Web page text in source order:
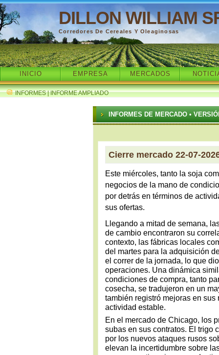
DILLON WILLIAM
Corredores De Cereales Y Oleaginosas
INICIO EMPRESA MERCADOS
INFORMES | INFORME AMPLIADO
INFORMES DE MERCADO •
Cierre mercado 22-07-
Este miércoles, tanto la soja
negocios de la mano de
por detrás en términos de
sus ofertas.
Llegando a mitad de semana,
de cambio encontraron su
contexto, las fábricas locales
del martes para la adquisición
el correr de la jornada, lo que
operaciones. Una dinámica
condiciones de compra, tanto
cosecha, se tradujeron en un
también registró mejoras en
actividad estable.
En el mercado de Chicago, los
subas en sus contratos. El trigo
por los nuevos ataques rusos
elevan la incertidumbre sobre